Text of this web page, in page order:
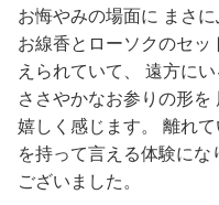
お悔やみの場面に まさ
お線香とローソクのセッ
えられていて、 遠方に
ささやかなお参りの形を
嬉しく感じます。 離れ
を持って言える体験にな
ございました。